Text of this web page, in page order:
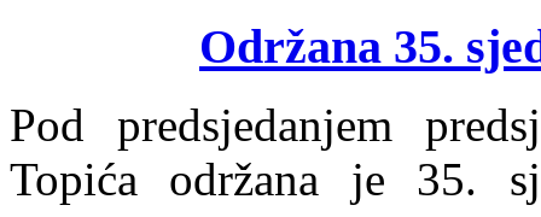
Održana 35.
Pod predsjedanjem
Topića održana je 35.